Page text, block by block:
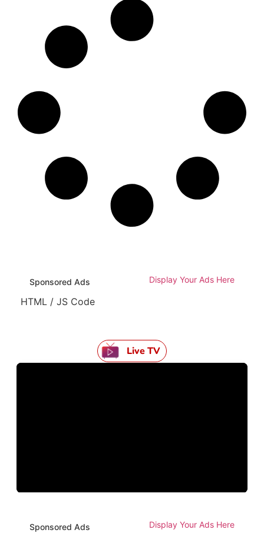
Sponsored Ads Display Your Ads Here
HTML / JS Code
Live TV
Sponsored Ads Display Your Ads Here